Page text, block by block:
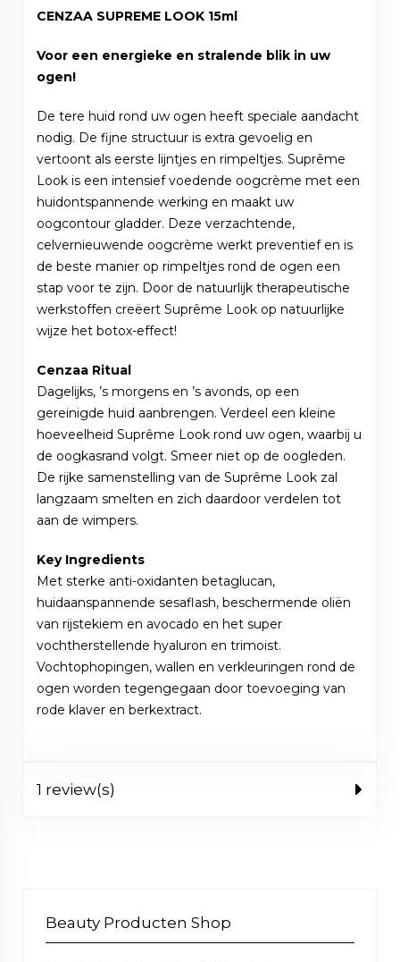
CENZAA SUPREME LOOK 15ml
Voor een energieke en stralende blik in uw
ogen!
De tere huid rond uw ogen heeft speciale aandacht
nodig. De fijne structuur is extra gevoelig en
vertoont als eerste lijntjes en rimpeltjes. Suprême
Look is een intensief voedende oogcrème met een
huidontspannende werking en maakt uw
oogcontour gladder. Deze verzachtende,
celvernieuwende oogcrème werkt preventief en is
de beste manier op rimpeltjes rond de ogen een
stap voor te zijn. Door de natuurlijk therapeutische
werkstoffen creëert Suprême Look op natuurlijke
wijze het botox-effect!
Cenzaa Ritual
Dagelijks, ’s morgens en ’s avonds, op een
gereinigde huid aanbrengen. Verdeel een kleine
hoeveelheid Suprême Look rond uw ogen, waarbij u
de oogkasrand volgt. Smeer niet op de oogleden.
De rijke samenstelling van de Suprême Look zal
langzaam smelten en zich daardoor verdelen tot
aan de wimpers.
Key Ingredients
Met sterke anti-oxidanten betaglucan,
huidaanspannende sesaflash, beschermende oliën
van rijstekiem en avocado en het super
vochtherstellende hyaluron en trimoist.
Vochtophopingen, wallen en verkleuringen rond de
ogen worden tegengegaan door toevoeging van
rode klaver en berkextract.
1 review(s)
Beauty Producten Shop